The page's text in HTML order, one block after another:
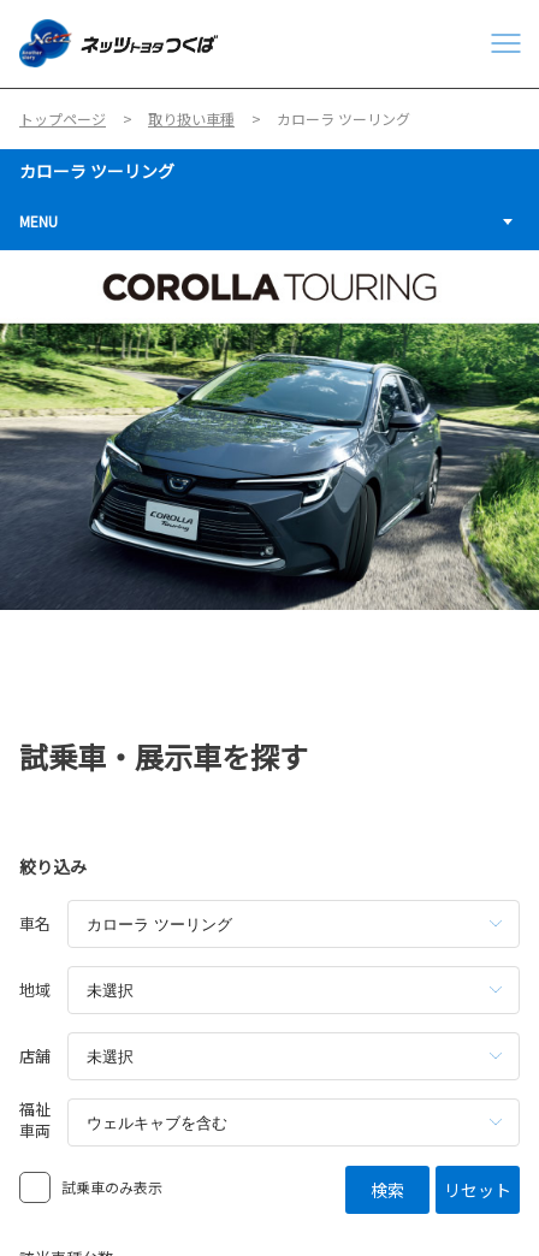
トップページ 取り扱い車種 カローラ ツーリング
カローラ ツーリング
MENU
試乗車・展示車を探す
絞り込み
車名
地域
店舗
福祉
車両
試乗車のみ表示 検索 リセット